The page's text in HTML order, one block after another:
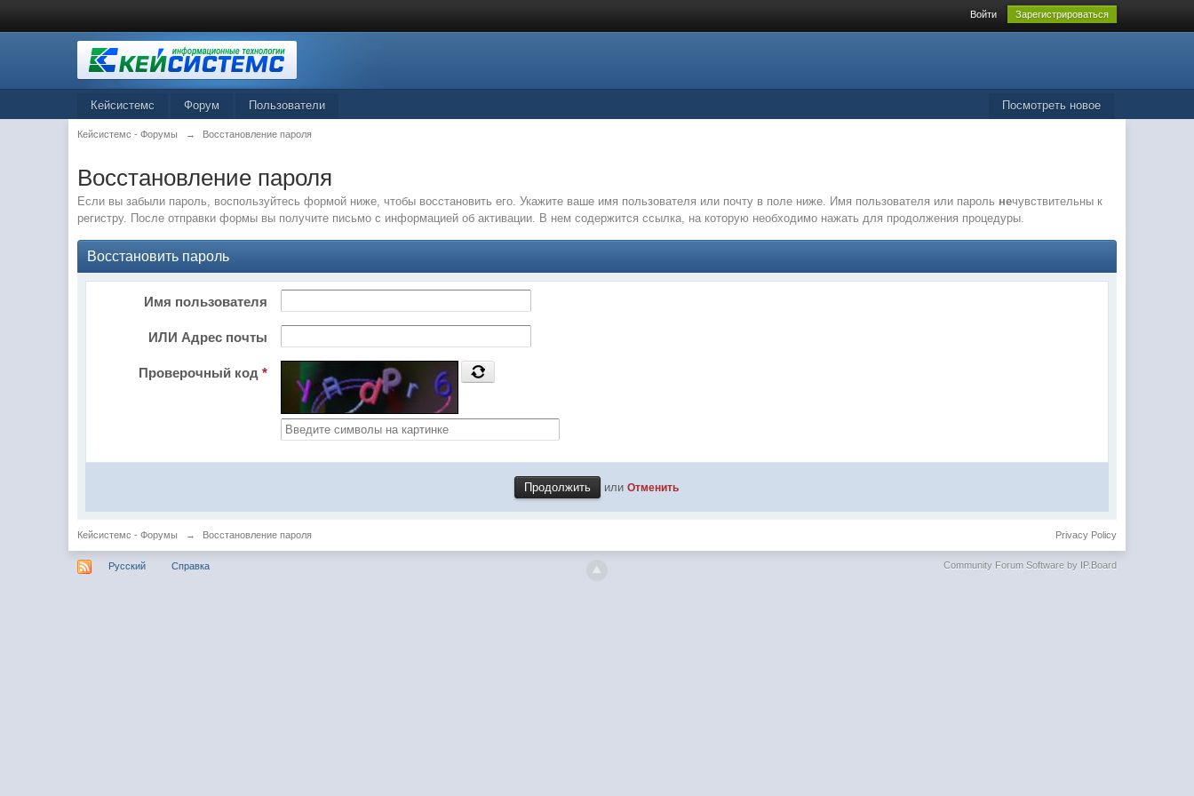
Войти Зарегистрироваться
Посмотреть новое
Кейсистемс Форум Пользователи
Кейсистемс - Форумы → Восстановление пароля
Восстановление пароля
Если вы забыли пароль, воспользуйтесь формой ниже, чтобы восстановить его. Укажите ваше имя пользователя или почту в поле ниже. Имя пользователя или пароль нечувствительны к
регистру. После отправки формы вы получите письмо с информацией об активации. В нем содержится ссылка, на которую необходимо нажать для продолжения процедуры.
Восстановить пароль
Имя пользователя
ИЛИ Адрес почты
Проверочный код*
илиОтменить
Кейсистемс - Форумы → Восстановление пароля Privacy Policy
Русский Справка Community Forum Software by IP.Board